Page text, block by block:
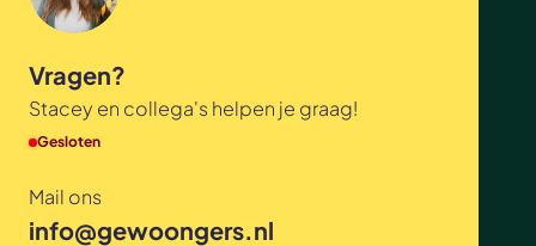
Vragen?
Stacey en collega's helpen je graag!
Gesloten
Mail ons
info@gewoongers.nl